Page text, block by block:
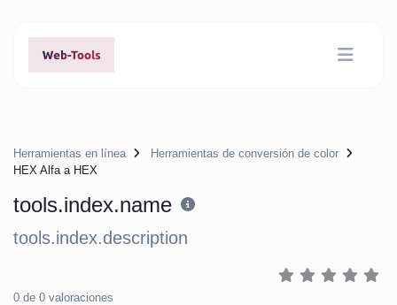
Herramientas en línea
Herramientas de conversión de color
HEX Alfa a HEX
tools.index.name
tools.index.description
0 de 0 valoraciones